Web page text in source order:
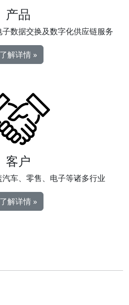
产品
数据交换及数字化供应链服务
了解详情 »
客户
车、零售、电子等诸多行业
了解详情 »